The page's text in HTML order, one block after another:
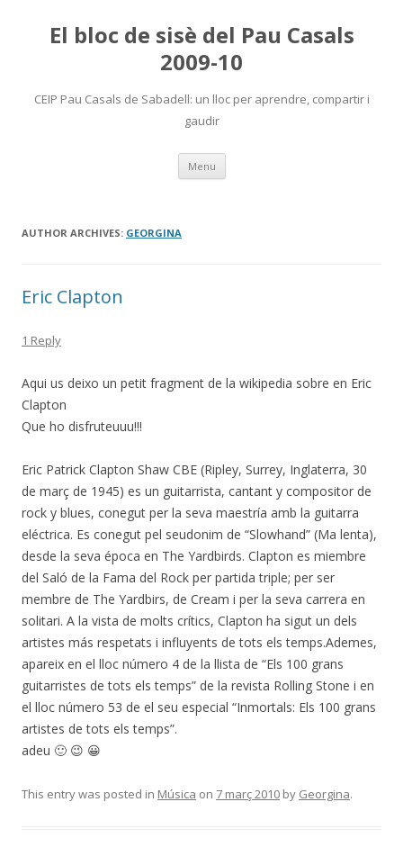
El bloc de sisè del Pau Casals
2009-10
CEIP Pau Casals de Sabadell: un lloc per aprendre, compartir i
gaudir
Menu Skip
content
AUTHOR ARCHIVES: GEORGINA
Eric Clapton
1 Reply
Aqui us deixo un petit fragment de la wikipedia sobre en Eric
Clapton
Que ho disfruteuuu!!!
Eric Patrick Clapton Shaw CBE (Ripley, Surrey, Inglaterra, 30
de març de 1945) es un guitarrista, cantant y compositor de
rock y blues, conegut per la seva maestría amb la guitarra
eléctrica. Es conegut pel seudonim de “Slowhand” (Ma lenta),
desde la seva época en The Yardbirds. Clapton es miembre
del Saló de la Fama del Rock per partida triple; per ser
membre de The Yardbirs, de Cream i per la seva carrera en
solitari. A la vista de molts crítics, Clapton ha sigut un dels
artistes más respetats i influyents de tots els temps.Ademes,
apareix en el lloc número 4 de la llista de “Els 100 grans
guitarristes de tots els temps” de la revista Rolling Stone i en
el lloc número 53 de el seu especial “Inmortals: Els 100 grans
artistes de tots els temps”.
adeu 🙂 😉 😀
This entry was posted in Música on 7 març 2010 by Georgina.